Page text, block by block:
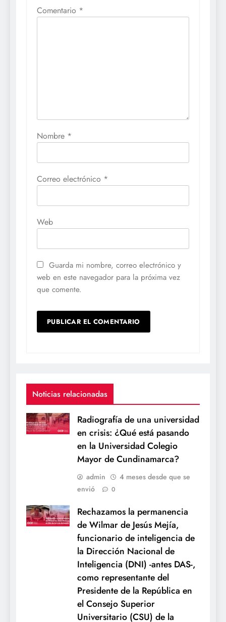
Comentario *
Nombre *
Correo electrónico *
Web
Guarda mi nombre, correo electrónico y
web en este navegador para la próxima vez
que comente.
Noticias relacionadas
Radiografía de una universidad
en crisis: ¿Qué está pasando
en la Universidad Colegio
Mayor de Cundinamarca?
admin
4 meses desde que se
envió
0
Rechazamos la permanencia
de Wilmar de Jesús Mejía,
funcionario de inteligencia de
la Dirección Nacional de
Inteligencia (DNI) -antes DAS-,
como representante del
Presidente de la República en
el Consejo Superior
Universitario (CSU) de la